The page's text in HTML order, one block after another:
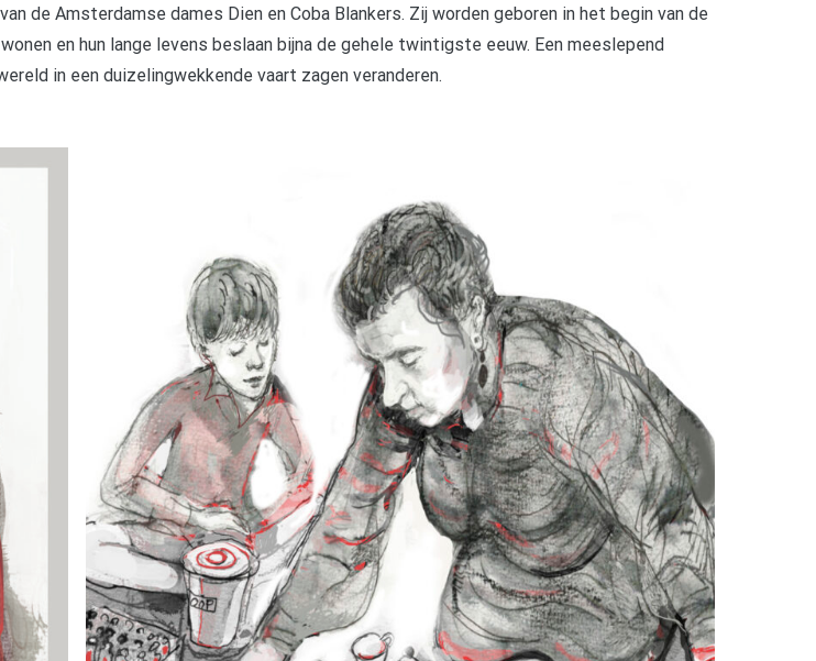
de Amsterdamse dames Dien en Coba Blankers. Zij worden geboren in het begin van de
en hun lange levens beslaan bijna de gehele twintigste eeuw. Een meeslepend
in een duizelingwekkende vaart zagen veranderen.